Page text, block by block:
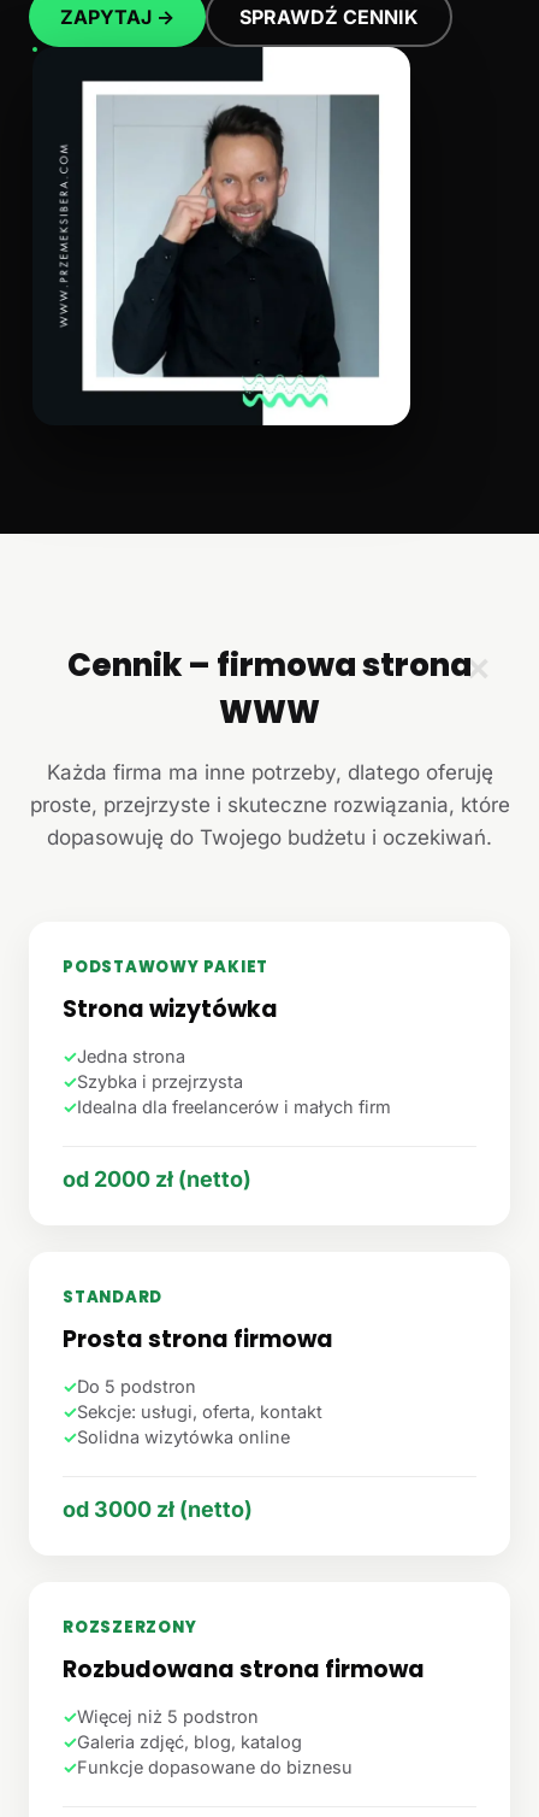
ZAPYTAJ → SPRAWDŹ CENNIK
✕
Cennik – firmowa strona
WWW
Każda firma ma inne potrzeby, dlatego oferuję
proste, przejrzyste i skuteczne rozwiązania, które
dopasowuję do Twojego budżetu i oczekiwań.
PODSTAWOWY PAKIET
Strona wizytówka
✓Jedna strona
✓Szybka i przejrzysta
✓Idealna dla freelancerów i małych firm
od 2000 zł (netto)
STANDARD
Prosta strona firmowa
✓Do 5 podstron
✓Sekcje: usługi, oferta, kontakt
✓Solidna wizytówka online
od 3000 zł (netto)
ROZSZERZONY
Rozbudowana strona firmowa
✓Więcej niż 5 podstron
✓Galeria zdjęć, blog, katalog
✓Funkcje dopasowane do biznesu